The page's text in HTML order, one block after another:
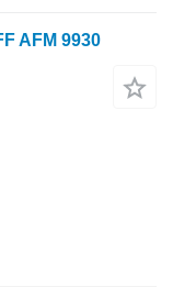
AFM 9930